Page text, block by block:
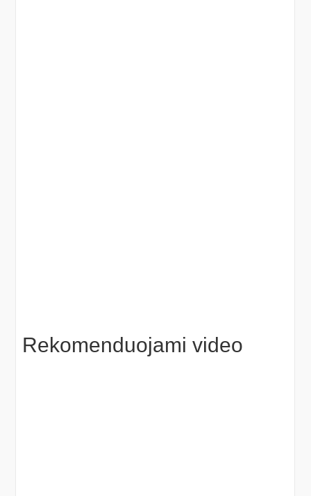
Rekomenduojami video